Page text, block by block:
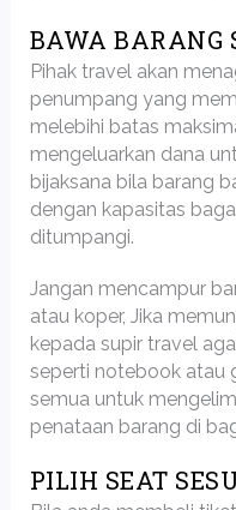
BAWA BARANG
Pihak travel akan
penumpang yang
melebihi batas
mengeluarkan dana
bijaksana bila barang
dengan kapasitas
ditumpangi.
Jangan mencampur
atau koper, Jika
kepada supir travel
seperti notebook atau
semua untuk
penataan barang di
PILIH SEAT